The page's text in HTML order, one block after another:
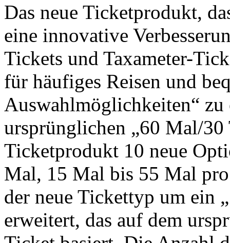
Das neue Ticketprodukt,
eine innovative
Tickets und Taxameter-
für häufiges Reisen und
Auswahlmöglichkeiten“
ursprünglichen „60 Mal/30
Ticketprodukt 10 neue
Mal, 15 Mal bis 55 Mal
der neue Tickettyp um ein
erweitert, das auf dem